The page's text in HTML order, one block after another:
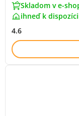
Skladom v e-
ihneď k
4.6